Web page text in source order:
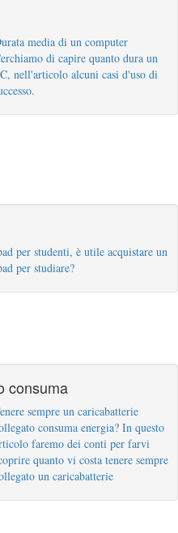
media di un computer
di capire quanto dura un
nell'articolo alcuni casi d'uso di
per studenti, è utile acquistare un
per studiare?
consuma
sempre un caricabatterie
consuma energia? In questo
faremo dei conti per farvi
quanto vi costa tenere sempre
un caricabatterie